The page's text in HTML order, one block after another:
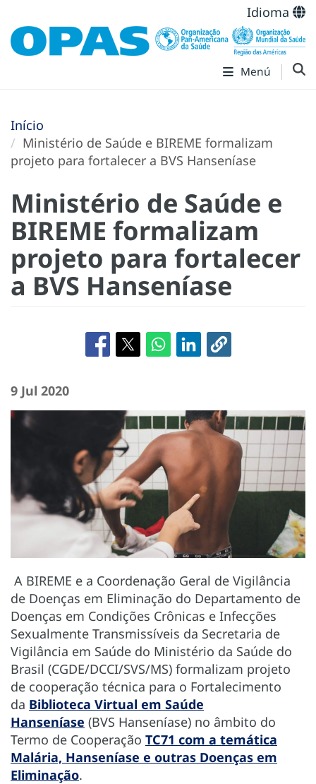
Idioma
Menú
Início
Ministério de Saúde e BIREME formalizam
projeto para fortalecer a BVS Hanseníase
Ministério de Saúde e
BIREME formalizam
projeto para fortalecer
a BVS Hanseníase
9 Jul 2020
A BIREME e a Coordenação Geral de Vigilância
de Doenças em Eliminação do Departamento de
Doenças em Condições Crônicas e Infecções
Sexualmente Transmissíveis da Secretaria de
Vigilância em Saúde do Ministério da Saúde do
Brasil (CGDE/DCCI/SVS/MS) formalizam projeto
de cooperação técnica para o Fortalecimento
da Biblioteca Virtual em Saúde
Hanseníase (BVS Hanseníase) no âmbito do
Termo de Cooperação TC71 com a temática
Malária, Hanseníase e outras Doenças em
Eliminação.